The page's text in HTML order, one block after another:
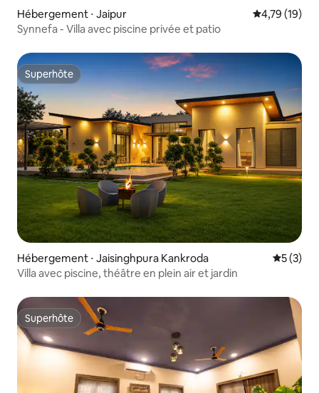
Hébergement ⋅ Jaipur Évaluation
4,79 (19)
Synnefa - Villa avec piscine privée et patio
Superhôte
Superhôte
Hébergement ⋅ Jaisinghpura Kankroda
5 (3)
Villa avec piscine, théâtre en plein air et jardin
Superhôte
Superhôte